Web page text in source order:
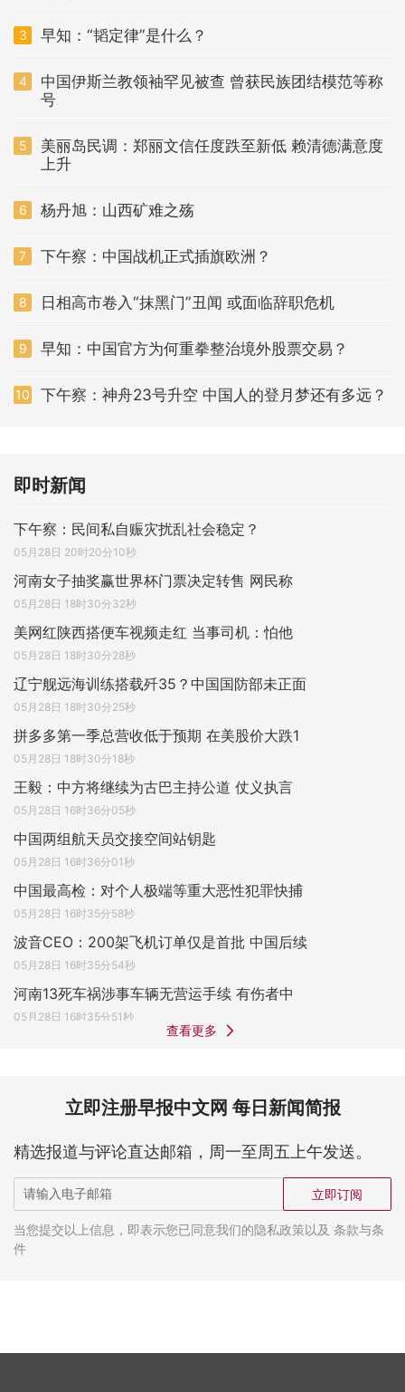
3 早知：“韬定律”是什么？
4
中国伊斯兰教领袖罕见被查 曾获民族团结模范等称
号
5
美丽岛民调：郑丽文信任度跌至新低 赖清德满意度
上升
6 杨丹旭：山西矿难之殇
7 下午察：中国战机正式插旗欧洲？
8 日相高市卷入“抹黑门”丑闻 或面临辞职危机
9 早知：中国官方为何重拳整治境外股票交易？
10 下午察：神舟23号升空 中国人的登月梦还有多远？
即时新闻
下午察：民间私自赈灾扰乱社会稳定？
05月28日 20时20分10秒
河南女子抽奖赢世界杯门票决定转售 网民称
05月28日 18时30分32秒
美网红陕西搭便车视频走红 当事司机：怕他
05月28日 18时30分28秒
辽宁舰远海训练搭载歼35？中国国防部未正面
05月28日 18时30分25秒
拼多多第一季总营收低于预期 在美股价大跌1
05月28日 18时30分18秒
王毅：中方将继续为古巴主持公道 仗义执言
05月28日 16时36分05秒
中国两组航天员交接空间站钥匙
05月28日 16时36分01秒
中国最高检：对个人极端等重大恶性犯罪快捕
05月28日 16时35分58秒
波音CEO：200架飞机订单仅是首批 中国后续
05月28日 16时35分54秒
河南13死车祸涉事车辆无营运手续 有伤者中
05月28日 16时35分51秒
查看更多
立即注册早报中文网 每日新闻简报
精选报道与评论直达邮箱，周一至周五上午发送。
立即订阅
当您提交以上信息，即表示您已同意我们的隐私政策以及 条款与条
件